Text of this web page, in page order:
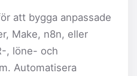
att bygga anpassade
Make, n8n, eller
, löne- och
Automatisera